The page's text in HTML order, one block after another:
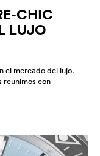
CHIC
LUJO
el mercado del lujo.
reunimos con